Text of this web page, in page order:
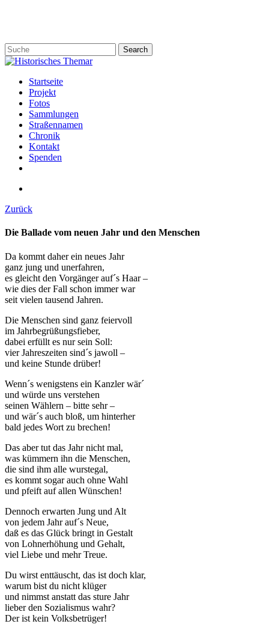
content
Search
Close
search
Menu
Startseite
Projekt
Fotos
Sammlungen
Straßennamen
Chronik
Kontakt
Spenden
Zurück
Die Ballade vom neuen Jahr und den Menschen
Da kommt daher ein neues Jahr
ganz jung und unerfahren,
es gleicht den Vorgänger auf´s Haar –
wie dies der Fall schon immer war
seit vielen tausend Jahren.
Die Menschen sind ganz feiervoll
im Jahrbegrüßungsfieber,
dabei erfüllt es nur sein Soll:
vier Jahreszeiten sind´s jawoll –
und keine Stunde drüber!
Wenn´s wenigstens ein Kanzler wär´
und würde uns verstehen
seinen Wählern – bitte sehr –
und wär´s auch bloß, um hinterher
bald jedes Wort zu brechen!
Das aber tut das Jahr nicht mal,
was kümmern ihn die Menschen,
die sind ihm alle wurstegal,
es kommt sogar auch ohne Wahl
und pfeift auf allen Wünschen!
Dennoch erwarten Jung und Alt
von jedem Jahr auf´s Neue,
daß es das Glück bringt in Gestalt
von Lohnerhöhung und Gehalt,
viel Liebe und mehr Treue.
Du wirst enttäuscht, das ist doch klar,
warum bist du nicht klüger
und nimmst anstatt das sture Jahr
lieber den Sozialismus wahr?
Der ist kein Volksbetrüger!